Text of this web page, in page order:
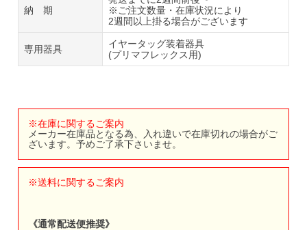
納 期
※ご注文数量・在庫状況により
2週間以上掛る場合がございます
専用器具
イヤータッグ装着器具
(プリマフレックス用)
※在庫に関するご案内
メーカー在庫品となる為、入れ違いで在庫切れの場合がご
ざいます。予めご了承下さいませ。
※送料に関するご案内
《通常配送便推奨》